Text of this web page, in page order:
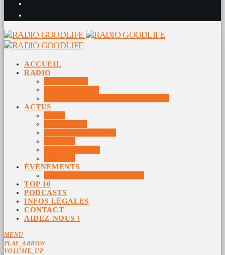
ACCUEIL
RADIO
ACTUS
ÉVÉNEMENTS
TOP 10
PODCASTS
INFOS LÉGALES
CONTACT
AIDEZ-NOUS !
MENU
PLAY_ARROW
VOLUME_UP